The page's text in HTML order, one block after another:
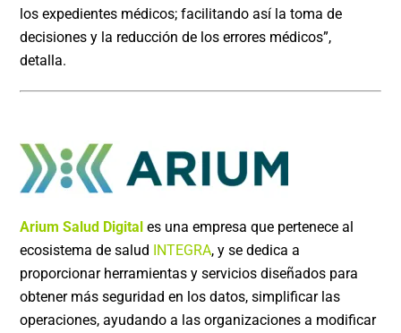
los expedientes médicos; facilitando así la toma de
decisiones y la reducción de los errores médicos”,
detalla.
Arium Salud Digital es una empresa que pertenece al
ecosistema de salud INTEGRA, y se dedica a
proporcionar herramientas y servicios diseñados para
obtener más seguridad en los datos, simplificar las
operaciones, ayudando a las organizaciones a modificar